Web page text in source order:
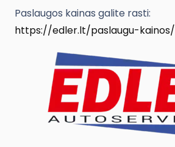
Paslaugos kainas galite rasti:
https://edler.lt/paslaugu-kainos/